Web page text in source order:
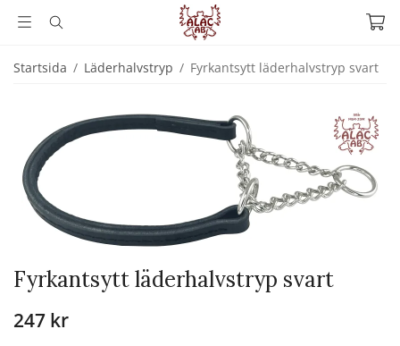
Startsida / Läderhalvstryp / Fyrkantsytt läderhalvstryp svart
Fyrkantsytt läderhalvstryp svart
247 kr